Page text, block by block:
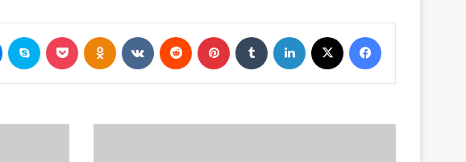
فيسبوك لينكدإن بينتيريست Odnoklassniki
‫Pocket
مصرع